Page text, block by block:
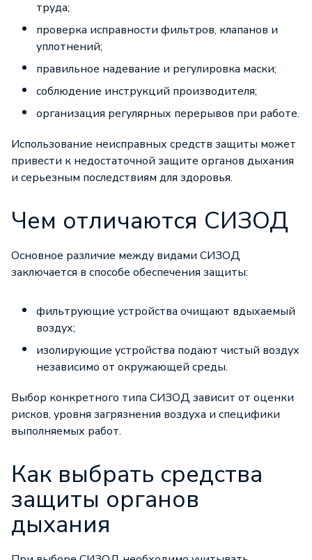
труда;
проверка исправности фильтров, клапанов и
уплотнений;
правильное надевание и регулировка маски;
соблюдение инструкций производителя;
организация регулярных перерывов при работе.
Использование неисправных средств защиты может
привести к недостаточной защите органов дыхания
и серьезным последствиям для здоровья.
Чем отличаются СИЗОД
Основное различие между видами СИЗОД
заключается в способе обеспечения защиты:
фильтрующие устройства очищают вдыхаемый
воздух;
изолирующие устройства подают чистый воздух
независимо от окружающей среды.
Выбор конкретного типа СИЗОД зависит от оценки
рисков, уровня загрязнения воздуха и специфики
выполняемых работ.
Как выбрать средства
защиты органов
дыхания